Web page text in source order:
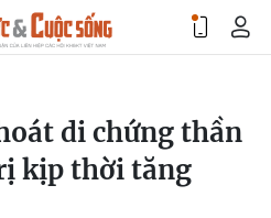
di chứng thần
kịp thời tăng